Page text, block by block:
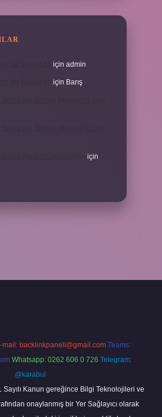
için admin
için Barış
için
mail: backlinkpaneli@gmail.com Teams:
Whatsapp: 0262 606 0 726 Telegram:
@karabul
Sayılı Kanun gereğince Bilgi Teknolojileri ve
onaylanmış bir Yer Sağlayıcı olarak